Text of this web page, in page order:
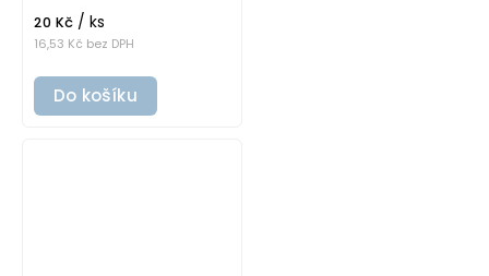
potravinové láhve
16,53 Kč bez DPH
20 Kč / ks
Do košíku